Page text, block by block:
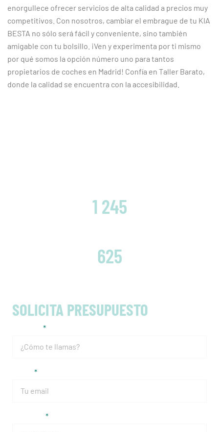
enorgullece ofrecer servicios de alta calidad a precios muy
competitivos. Con nosotros, cambiar el embrague de tu KIA
BESTA no sólo será fácil y conveniente, sino también
amigable con tu bolsillo. ¡Ven y experimenta por ti mismo
por qué somos la opción número uno para tantos
propietarios de coches en Madrid! Confía en Taller Barato,
donde la calidad se encuentra con la accesibilidad.
SOLICITA PRESUPUESTO
1 245
625